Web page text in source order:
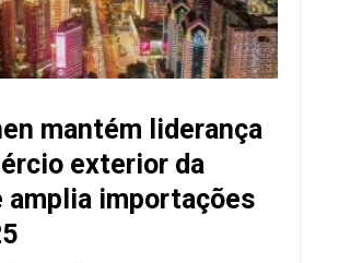
mantém liderança
exterior da
amplia importações